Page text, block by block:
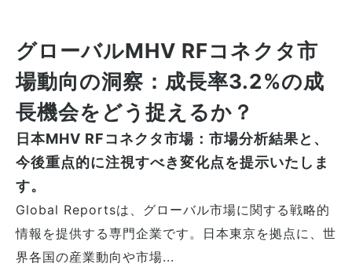
グローバルMHV RFコネクタ市
場動向の洞察：成長率3.2%の成
長機会をどう捉えるか？
日本MHV RFコネクタ市場：市場分析結果と、
今後重点的に注視すべき変化点を提示いたしま
す。
Global Reportsは、グローバル市場に関する戦略的
情報を提供する専門企業です。日本東京を拠点に、世
界各国の産業動向や市場...